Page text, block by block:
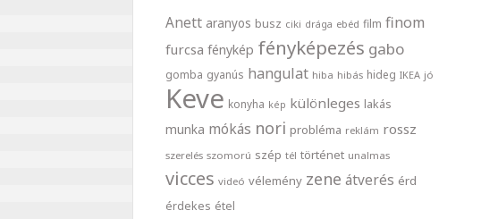
Anett aranyos busz ciki drága ebéd film finom
furcsa fénykép fényképezés gabo
gomba gyanús hangulat hiba hibás hideg IKEA jó
Keve konyha kép különleges lakás
munka mókás nori probléma reklám rossz
szerelés szomorú szép tél történet unalmas
vicces videó vélemény zene átverés érd
érdekes étel